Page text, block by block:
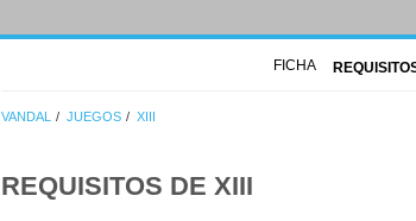
FICHA
VANDAL JUEGOS XIII
REQUISITOS DE XIII